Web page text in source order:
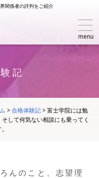
関係者の評判をご紹介
menu
記
>合格体験記 >富士学院には勉
して何気ない相談にも乗ってく
んのこと、志望理